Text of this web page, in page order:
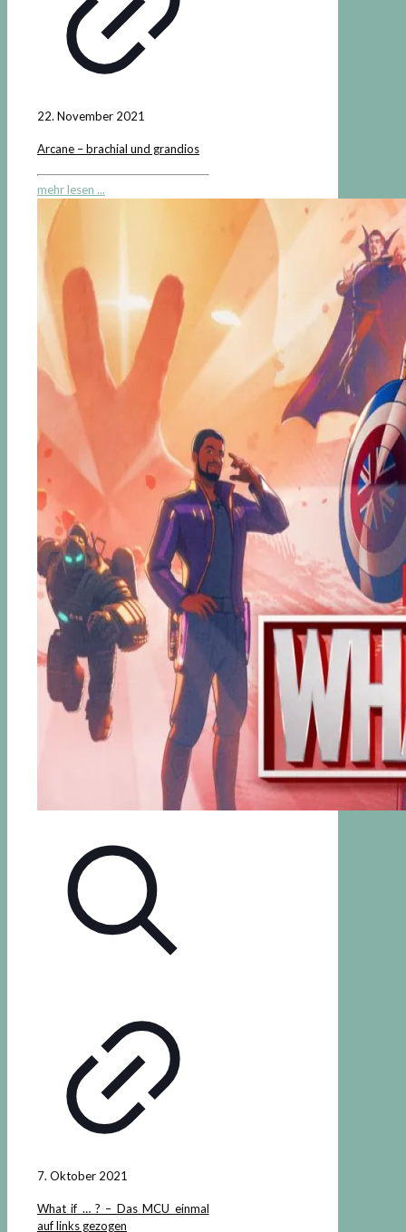
22. November 2021
Arcane – brachial und grandios
mehr lesen ...
7. Oktober 2021
What if … ? – Das MCU einmal
auf links gezogen